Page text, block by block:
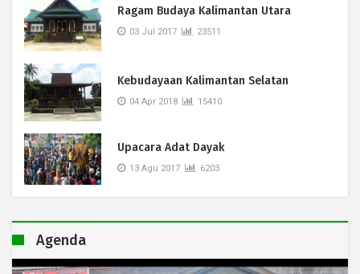
Ragam Budaya Kalimantan Utara
03 Jul 2017 23511
Kebudayaan Kalimantan Selatan
04 Apr 2018 15410
Upacara Adat Dayak
13 Agu 2017 6203
Agenda